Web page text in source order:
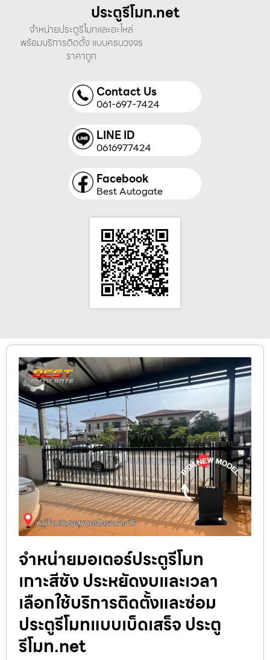
ประตูรีโมท.net
จำหน่ายประตูรีโมทและอะไหล่
พร้อมบริการติดตั้ง แบบครบวงจร
ราคาถูก
Contact Us
061-697-7424
LINE ID
0616977424
Facebook
Best Autogate
จำหน่ายมอเตอร์ประตูรีโมท
เกาะสีชัง ประหยัดงบและเวลา
เลือกใช้บริการติดตั้งและซ่อม
ประตูรีโมทแบบเบ็ดเสร็จ ประตู
รีโมท.net